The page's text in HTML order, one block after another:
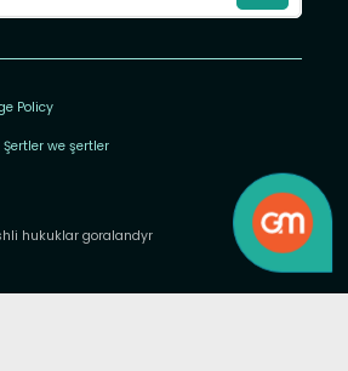
Policy
Şertler we şertler
hukuklar goralandyr